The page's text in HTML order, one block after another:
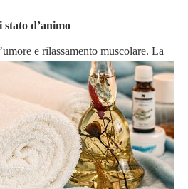
d’animo
e rilassamento muscolare. La